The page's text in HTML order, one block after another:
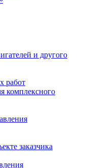
и другого
работ
комплексного
заказчика